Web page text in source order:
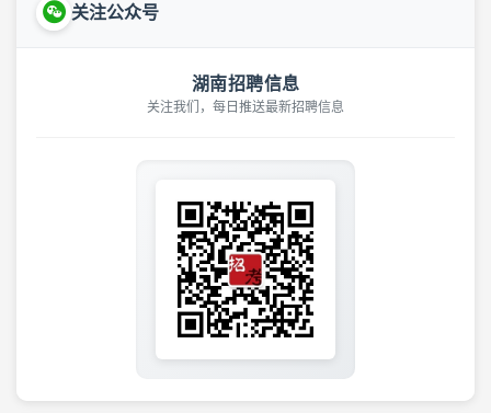
关注公众号
湖南招聘信息
关注我们，每日推送最新招聘信息